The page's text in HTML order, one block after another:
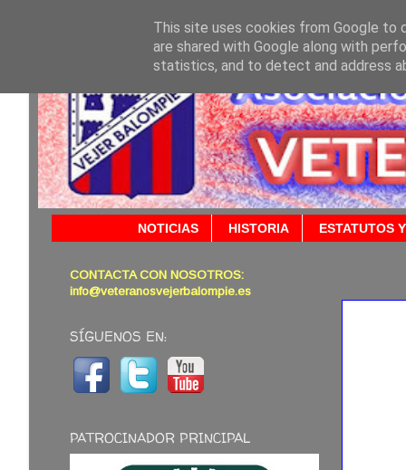
NOTICIAS HISTORIA ESTATUTOS
CONTACTA CON NOSOTROS:
info@veteranosvejerbalompie.es
SÍGUENOS EN:
PATROCINADOR PRINCIPAL
This site uses cookies from Google to
are shared with Google along with
statistics, and to detect and address